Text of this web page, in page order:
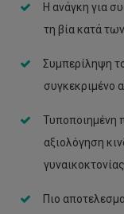
Η ανάγκη για
τη βία κατά
Συμπερίληψη
συγκεκριμένο
Τυποποιημένη
αξιολόγηση
γυναικοκτονίας.
Πιο